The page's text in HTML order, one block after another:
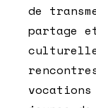
de
partage